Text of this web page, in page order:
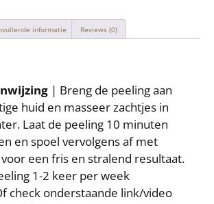
informatie Reviews (0)
| Breng de peeling aan
huid en masseer zachtjes in
Laat de peeling 10 minuten
en spoel vervolgens af met
een fris en stralend resultaat.
1-2 keer per week
check onderstaande link/video